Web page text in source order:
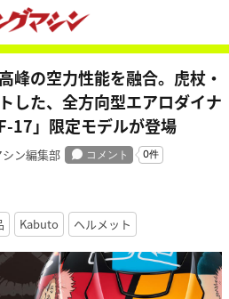
峰の空力性能を融合。虎杖・
した、全方向型エアロダイナ
17」限定モデルが登場
ン編集部
Kabuto ヘルメット